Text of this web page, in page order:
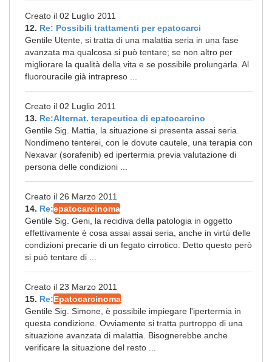
Creato il 02 Luglio 2011
12. Re: Possibili trattamenti per epatocarci
Gentile Utente, si tratta di una malattia seria in una fase
avanzata ma qualcosa si può tentare; se non altro per
migliorare la qualità della vita e se possibile prolungarla. Al
fluorouracile già intrapreso ...
Creato il 02 Luglio 2011
13. Re:Alternat. terapeutica di epatocarcino
Gentile Sig. Mattia, la situazione si presenta assai seria.
Nondimeno tenterei, con le dovute cautele, una terapia con
Nexavar (sorafenib) ed ipertermia previa valutazione di
persona delle condizioni ...
Creato il 26 Marzo 2011
14. Re:epatocarcinoma
Gentile Sig. Geni, la recidiva della patologia in oggetto
effettivamente è cosa assai assai seria, anche in virtù delle
condizioni precarie di un fegato cirrotico. Detto questo però
si può tentare di ...
Creato il 23 Marzo 2011
15. Re:Epatocarcinoma
Gentile Sig. Simone, è possibile impiegare l'ipertermia in
questa condizione. Ovviamente si tratta purtroppo di una
situazione avanzata di malattia. Bisognerebbe anche
verificare la situazione del resto ...